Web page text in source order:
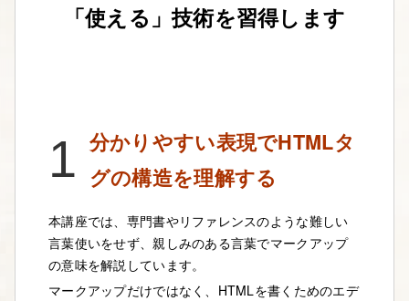
「使える」技術を習得します
1 分かりやすい表現でHTMLタ
グの構造を理解する
本講座では、専門書やリファレンスのような難しい
言葉使いをせず、親しみのある言葉でマークアップ
の意味を解説しています。
マークアップだけではなく、HTMLを書くためのエデ